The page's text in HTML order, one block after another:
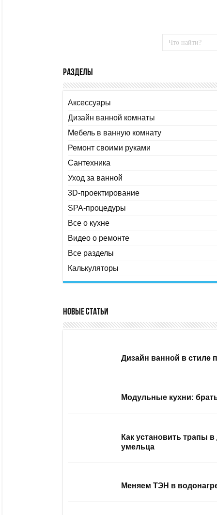
Разделы
Аксессуары
Дизайн ванной комнаты
Мебель в ванную комнату
Ремонт своими руками
Сантехника
Уход за ванной
3D-проектирование
SPA-процедуры
Все о кухне
Видео о ремонте
Все разделы
Калькуляторы
Новые статьи
Дизайн ванной в стиле
Модульные кухни:
Как установить трапы
умельца
Меняем ТЭН в